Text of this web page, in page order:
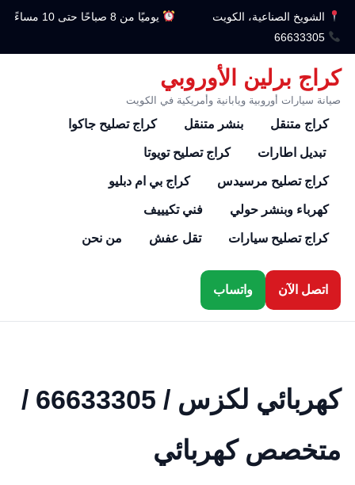
الشويخ الصناعية، الكويت
يوميًا من 8 صباحًا حتى 10 مساءً
66633305
كراج برلين الأوروبي
صيانة سيارات أوروبية ويابانية وأمريكية في الكويت
كراج متنقل بنشر متنقل كراج تصليح جاكوا
تبديل اطارات كراج تصليح تويوتا
كراج تصليح مرسيدس كراج بي ام دبليو
كهرباء وبنشر حولي فني تكيييف
كراج تصليح سيارات تقل عفش من نحن
اتصل الآن واتساب
كهربائي لكزس / 66633305 /
متخصص كهربائي